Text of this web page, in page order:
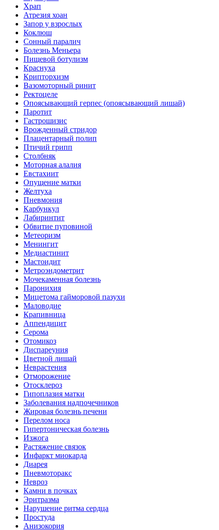
Храп
Атрезия хоан
Запор у взрослых
Коклюш
Сонный паралич
Болезнь Меньера
Пищевой ботулизм
Краснуха
Крипторхизм
Вазомоторный ринит
Ректоцеле
Опоясывающий герпес (опоясывающий лишай)
Паротит
Гастрошизис
Врожденный стридор
Плацентарный полип
Птичий грипп
Столбняк
Моторная алалия
Евстахиит
Опущение матки
Желтуха
Пневмония
Карбункул
Лабиринтит
Обвитие пуповиной
Метеоризм
Менингит
Медиастинит
Мастоидит
Метроэндометрит
Мочекаменная болезнь
Паронихия
Мицетома гайморовой пазухи
Маловодие
Крапивница
Аппендицит
Серома
Отомикоз
Диспареуния
Цветной лишай
Неврастения
Отморожение
Отосклероз
Гипоплазия матки
Заболевания надпочечников
Жировая болезнь печени
Перелом носа
Гипертоническая болезнь
Изжога
Растяжение связок
Инфаркт миокарда
Диарея
Пневмоторакс
Невроз
Камни в почках
Эритразма
Нарушение ритма сердца
Простуда
Анизокория